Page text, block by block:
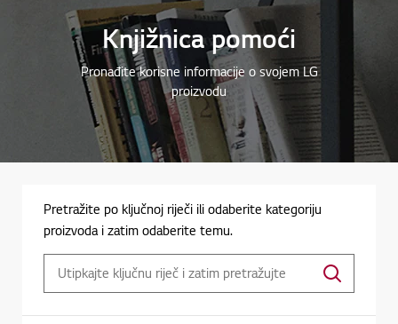
Knjižnica pomoći
Pronađite korisne informacije o svojem LG
proizvodu
Pretražite po ključnoj riječi ili odaberite kategoriju
proizvoda i zatim odaberite temu.